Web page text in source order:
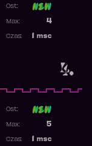
4.
Ost:
4
Max:
msc
Czas:
Ost:
5
Max:
msc
Czas: